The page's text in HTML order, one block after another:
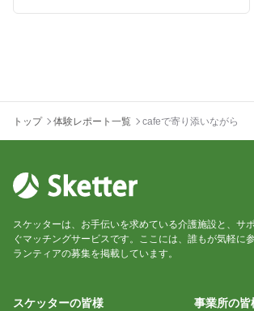
トップ 体験レポート一覧 cafeで寄り添いながら
スケッターは、お手伝いを求めている介護施設と、サ
ぐマッチングサービスです。ここには、誰もが気軽に
ランティアの募集を掲載しています。
スケッターの皆様
事業所の皆